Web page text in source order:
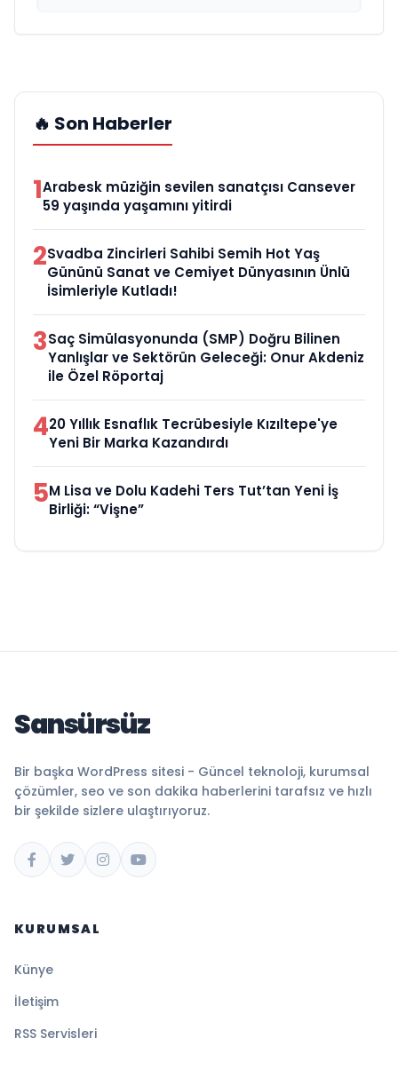
🔥 Son Haberler
1Arabesk müziğin sevilen sanatçısı Cansever
59 yaşında yaşamını yitirdi
2Svadba Zincirleri Sahibi Semih Hot Yaş
Gününü Sanat ve Cemiyet Dünyasının Ünlü
İsimleriyle Kutladı!
3Saç Simülasyonunda (SMP) Doğru Bilinen
Yanlışlar ve Sektörün Geleceği: Onur Akdeniz
ile Özel Röportaj
420 Yıllık Esnaflık Tecrübesiyle Kızıltepe'ye
Yeni Bir Marka Kazandırdı
5M Lisa ve Dolu Kadehi Ters Tut’tan Yeni İş
Birliği: “Vişne”
Sansürsüz
Bir başka WordPress sitesi - Güncel teknoloji, kurumsal
çözümler, seo ve son dakika haberlerini tarafsız ve hızlı
bir şekilde sizlere ulaştırıyoruz.
KURUMSAL
Künye
İletişim
RSS Servisleri